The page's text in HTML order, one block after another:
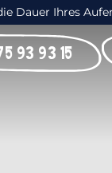
Dauer Ihres
93 93 15